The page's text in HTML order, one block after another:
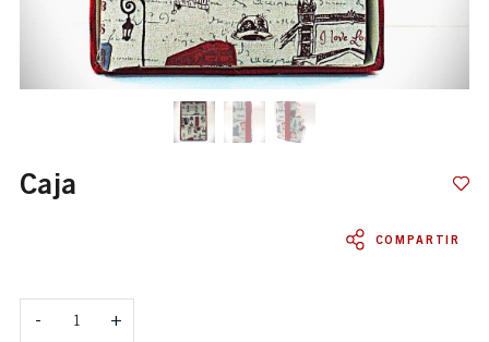
caja
COMPARTIR
- +